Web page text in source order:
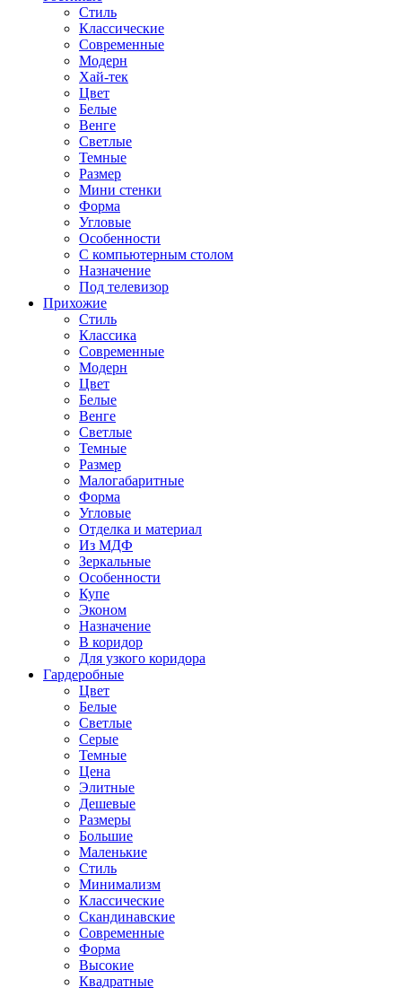
Стиль
Классические
Современные
Модерн
Хай-тек
Цвет
Белые
Венге
Светлые
Темные
Размер
Мини стенки
Форма
Угловые
Особенности
С компьютерным столом
Назначение
Под телевизор
Прихожие
Стиль
Классика
Современные
Модерн
Цвет
Белые
Венге
Светлые
Темные
Размер
Малогабаритные
Форма
Угловые
Отделка и материал
Из МДФ
Зеркальные
Особенности
Купе
Эконом
Назначение
В коридор
Для узкого коридора
Гардеробные
Цвет
Белые
Светлые
Серые
Темные
Цена
Элитные
Дешевые
Размеры
Большие
Маленькие
Стиль
Минимализм
Классические
Скандинавские
Современные
Форма
Высокие
Квадратные